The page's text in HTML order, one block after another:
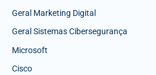
Geral Marketing Digital
Geral Sistemas Cibersegurança
Microsoft
Cisco